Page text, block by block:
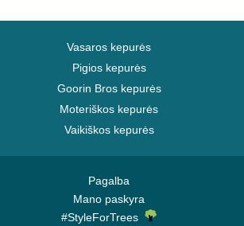
Vasaros kepurės
Pigios kepurės
Goorin Bros kepurės
Moteriškos kepurės
Vaikiškos kepurės
Pagalba
Mano paskyra
#StyleForTrees